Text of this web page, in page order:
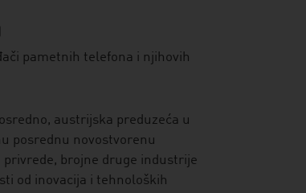
pametnih telefona i njihovih
austrijska preduzeća u
posrednu novostvorenu
brojne druge industrije
od inovacija i tehnoloških